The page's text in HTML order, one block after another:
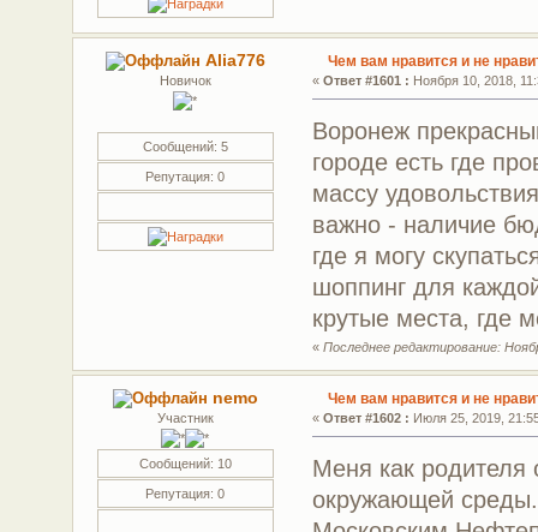
Alia776
Новичок
Сообщений: 5
Репутация: 0
Чем вам нравится и не
«Ответ #1601 : Ноября 10, 2018,
Воронеж
городе есть где
массу
важно - наличие
где я могу
шоппинг для
крутые места, где
«Последнее редактирование:
nemo
Участник
Сообщений: 10
Репутация: 0
Чем вам нравится и не
«Ответ #1602 : Июля 25, 2019,
Меня как родителя
окружающей